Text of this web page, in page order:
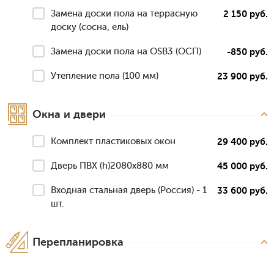
Замена доски пола на террасную
доску (сосна, ель)
2 150 руб.
Замена доски пола на OSB3 (ОСП) -850 руб.
Утепление пола (100 мм) 23 900 руб.
Окна и двери
Комплект пластиковых окон 29 400 руб.
Дверь ПВХ (h)2080х880 мм 45 000 руб.
Входная стальная дверь (Россия) - 1
шт.
33 600 руб.
Перепланировка